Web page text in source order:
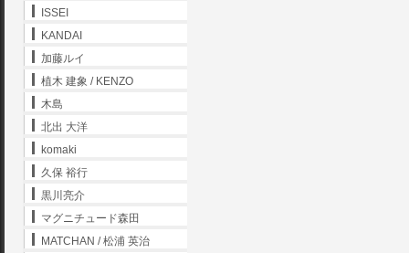
ISSEI
KANDAI
加藤ルイ
植木 建象 / KENZO
木島
北出 大洋
komaki
久保 裕行
黒川亮介
マグニチュード森田
MATCHAN / 松浦 英治